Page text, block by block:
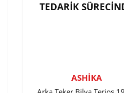
TEDARİK
ASHİKA